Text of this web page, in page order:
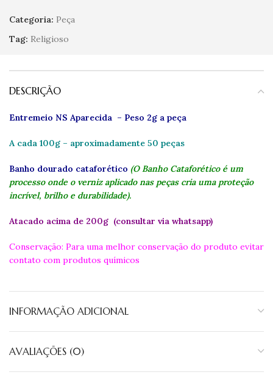
Categoria: Peça
Tag: Religioso
DESCRIÇÃO
Entremeio NS Aparecida – Peso 2g a peça
A cada 100g – aproximadamente 50 peças
Banho dourado cataforético (O Banho Cataforético é um
processo onde o verniz aplicado nas peças cria uma proteção
incrível, brilho e durabilidade).
Atacado acima de 200g (consultar via whatsapp)
Conservação: Para uma melhor conservação do produto evitar
contato com produtos químicos
INFORMAÇÃO ADICIONAL
AVALIAÇÕES (0)